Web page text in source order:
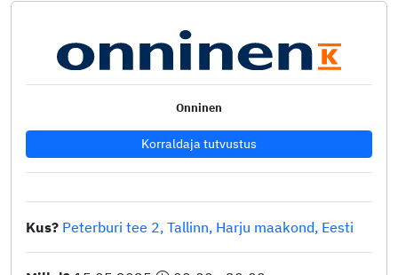
Onninen
Korraldaja tutvustus
Kus? Peterburi tee 2, Tallinn, Harju maakond, Eesti